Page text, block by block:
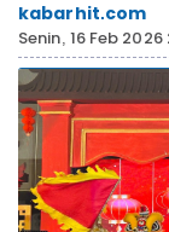
kabarhit.com
Senin, 16 Feb 2026